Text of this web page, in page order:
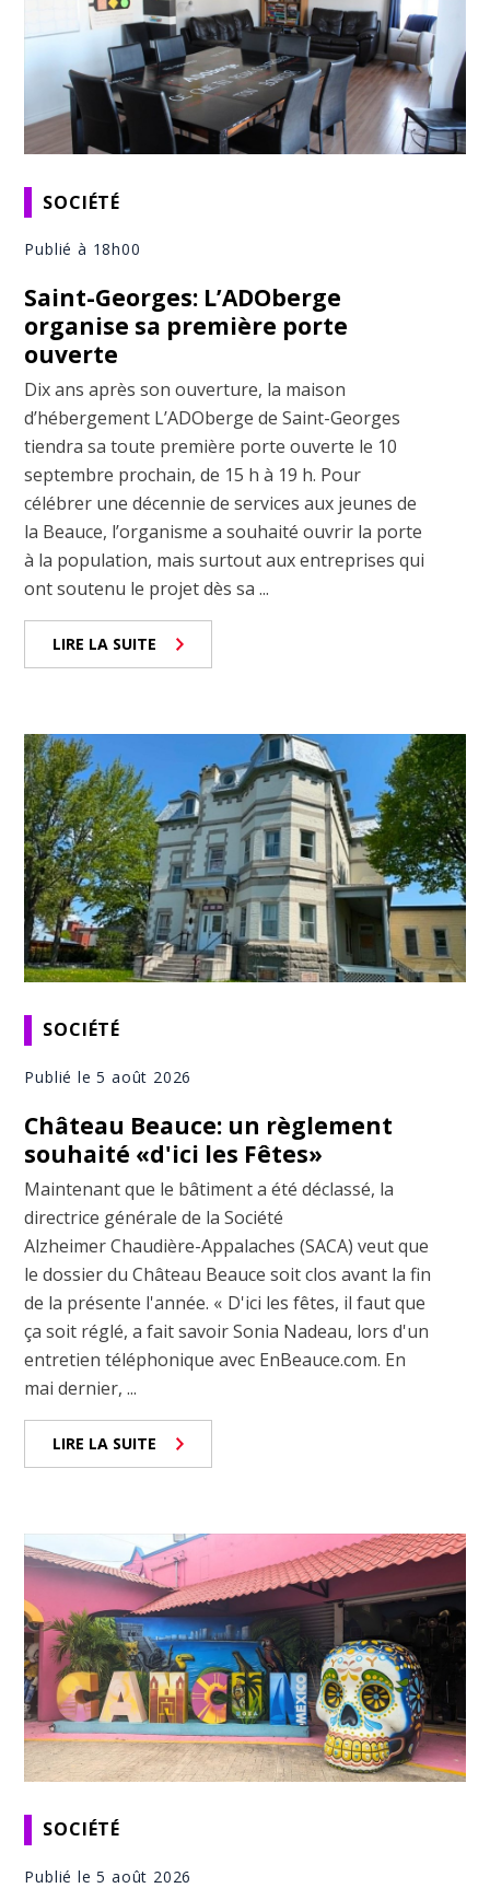
SOCIÉTÉ
Publié à 18h00
Saint-Georges: L’ADOberge
organise sa première porte
ouverte
Dix ans après son ouverture, la maison
d’hébergement L’ADOberge de Saint-Georges
tiendra sa toute première porte ouverte le 10
septembre prochain, de 15 h à 19 h. Pour
célébrer une décennie de services aux jeunes de
la Beauce, l’organisme a souhaité ouvrir la porte
à la population, mais surtout aux entreprises qui
ont soutenu le projet dès sa ...
LIRE LA SUITE
SOCIÉTÉ
Publié le 5 août 2026
Château Beauce: un règlement
souhaité «d'ici les Fêtes»
Maintenant que le bâtiment a été déclassé, la
directrice générale de la Société
Alzheimer Chaudière-Appalaches (SACA) veut que
le dossier du Château Beauce soit clos avant la fin
de la présente l'année. « D'ici les fêtes, il faut que
ça soit réglé, a fait savoir Sonia Nadeau, lors d'un
entretien téléphonique avec EnBeauce.com. En
mai dernier, ...
LIRE LA SUITE
SOCIÉTÉ
Publié le 5 août 2026